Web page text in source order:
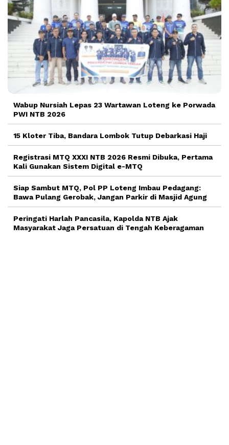
Wabup Nursiah Lepas 23 Wartawan Loteng ke Porwada
PWI NTB 2026
15 Kloter Tiba, Bandara Lombok Tutup Debarkasi Haji
Registrasi MTQ XXXI NTB 2026 Resmi Dibuka, Pertama
Kali Gunakan Sistem Digital e-MTQ
Siap Sambut MTQ, Pol PP Loteng Imbau Pedagang:
Bawa Pulang Gerobak, Jangan Parkir di Masjid Agung
Peringati Harlah Pancasila, Kapolda NTB Ajak
Masyarakat Jaga Persatuan di Tengah Keberagaman